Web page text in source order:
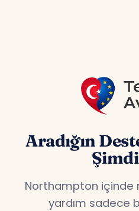
Aradığın
Northampton içinde
yardım sadece